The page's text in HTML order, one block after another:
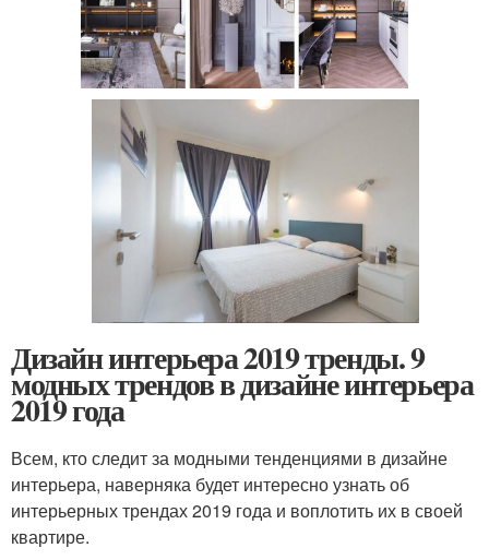
Дизайн интерьера 2019 тренды. 9
модных трендов в дизайне интерьера
2019 года
Всем, кто следит за модными тенденциями в дизайне
интерьера, наверняка будет интересно узнать об
интерьерных трендах 2019 года и воплотить их в своей
квартире.